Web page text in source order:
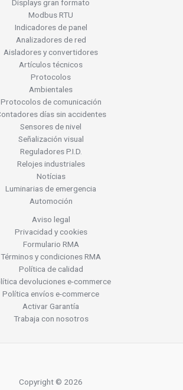
Displays gran formato
Modbus RTU
Indicadores de panel
Analizadores de red
Aisladores y convertidores
Artículos técnicos
Protocolos
Ambientales
Protocolos de comunicación
días sin accidentes
Sensores de nivel
Señalización visual
Reguladores P.I.D.
Relojes industriales
Notícias
Luminarias de emergencia
Automoción
Aviso legal
Privacidad y cookies
Formulario RMA
Términos y condiciones RMA
Política de calidad
devoluciones e-commerce
Política envíos e-commerce
Activar Garantía
Trabaja con nosotros
Copyright © 2026